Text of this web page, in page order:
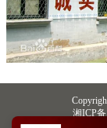
湘ICP
中央网信办违法和不